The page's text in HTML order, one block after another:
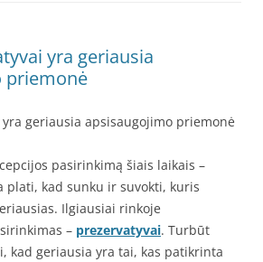
yra geriausia
priemonė
geriausia apsisaugojimo priemonė
pasirinkimą šiais laikais –
plati, kad sunku ir suvokti, kuris
Ilgiausiai rinkoje
– prezervatyvai. Turbūt
kad geriausia yra tai, kas patikrinta